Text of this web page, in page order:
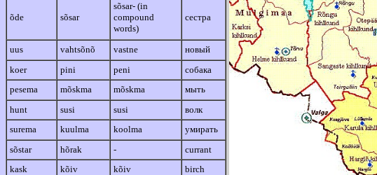
õde sõsar
sõsar- (in
compound
words)
сестра
uus vahtsõnõ vastne
новый
koer
pini peni
собака
pesema
mõskma mõskma
мыть
hunt
susi susi
волк
surema
kuulma koolma
умирать
sõstar
hõrak -
currant
kask
kõiv kõiv
birch